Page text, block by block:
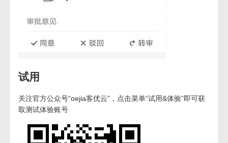
试用
关注官方公众号“oejia客优云”，点击菜单“试用&体验”即可获
取测试体验账号